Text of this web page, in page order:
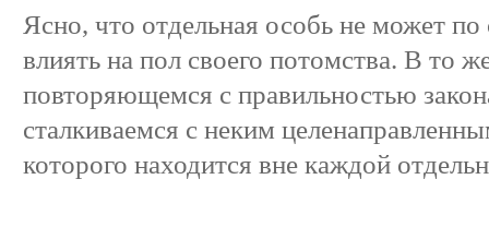
Ясно, что отдельная особь не может
влиять на пол своего потомства. В то
повторяющемся с правильностью
сталкиваемся с неким
которого находится вне каждой